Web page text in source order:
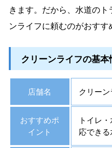
きます。だから、水道の
ンライフに頼むのがおすす
クリーンライフの基本
店舗名 クリー
おすすめポ
イント
トイレ
応でき